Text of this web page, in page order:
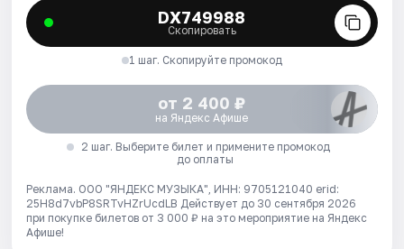
DX749988
Скопировать
1 шаг. Скопируйте промокод
от 2 400 ₽
на Яндекс Афише
2 шаг. Выберите билет и примените промокод
до оплаты
Реклама. ООО "ЯНДЕКС МУЗЫКА", ИНН: 9705121040 erid:
25H8d7vbP8SRTvHZrUcdLB Действует до 30 сентября 2026
при покупке билетов от 3 000 ₽ на это мероприятие на Яндекс
Афише!